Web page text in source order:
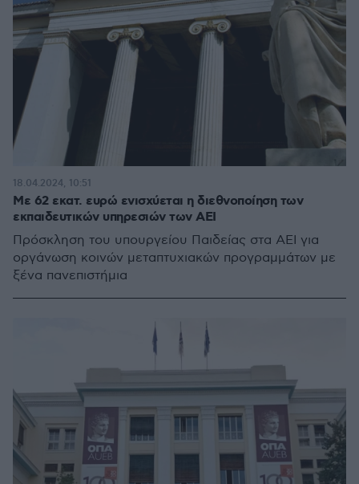
Με 62 εκατ. ευρώ ενισχύεται η διεθνοποίηση των
εκπαιδευτικών υπηρεσιών των ΑΕΙ
Πρόσκληση του υπουργείου Παιδείας στα ΑΕΙ για
οργάνωση κοινών μεταπτυχιακών προγραμμάτων με
ξένα πανεπιστήμια
18.04.2024, 10:51